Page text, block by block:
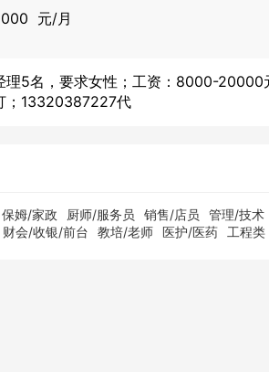
元/月
理5名，要求女性；工资：8000-20000
；13320387227代
保姆/家政 厨师/服务员 销售/店员 管理/技术
财会/收银/前台 教培/老师 医护/医药 工程类